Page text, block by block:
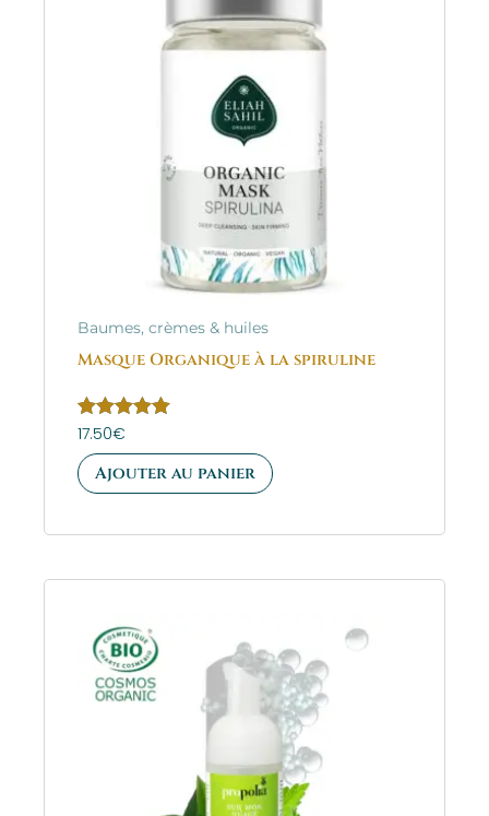
Baumes, crèmes & huiles
Masque Organique à la spiruline
Note
sur 5
17.50€
Ajouter au panier